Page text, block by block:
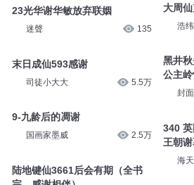
23光华谢华敏放弃联姻
迷聲 135
末日成仙593感谢
司徒小大大 5.5万
9-九龄后的凋谢
国画家墨威 2.5万
陆地键仙3661后会有期（全书
大周
浩
黑井
公主
封
340
王朝
海